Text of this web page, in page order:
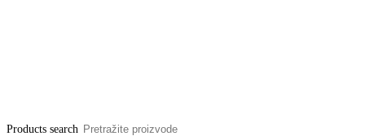
Products search